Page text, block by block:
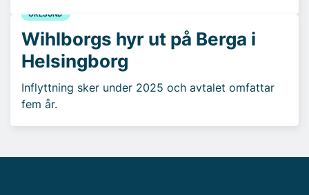
ÖRESUND
Wihlborgs hyr ut på Berga i
Helsingborg
Inflyttning sker under 2025 och avtalet omfattar
fem år.